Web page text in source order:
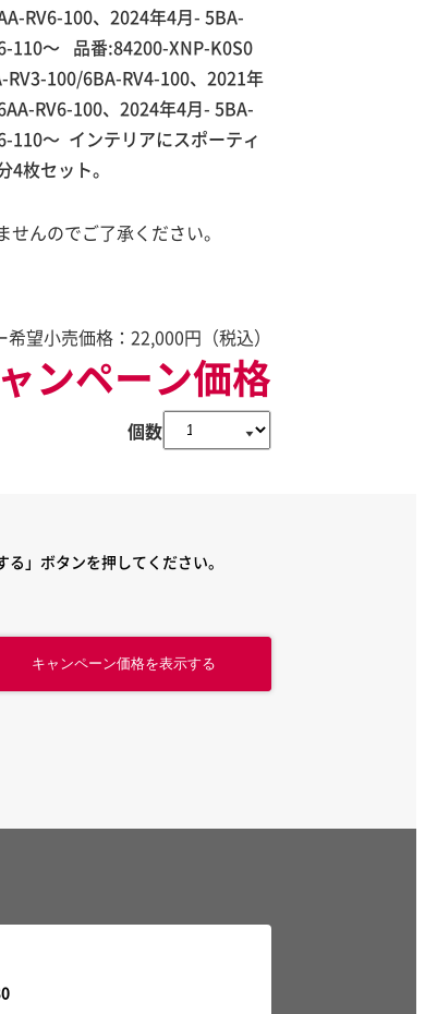
RV6-100、2024年4月- 5BA-
110～ 品番:84200-XNP-K0S0
100/6BA-RV4-100、2021年
RV6-100、2024年4月- 5BA-
110～ インテリアにスポーティ
4枚セット。
んのでご了承ください。
希望小売価格： 22,000円（税込）
ンペーン価格
個数
」ボタンを押してください。
キャンペーン価格を表示する